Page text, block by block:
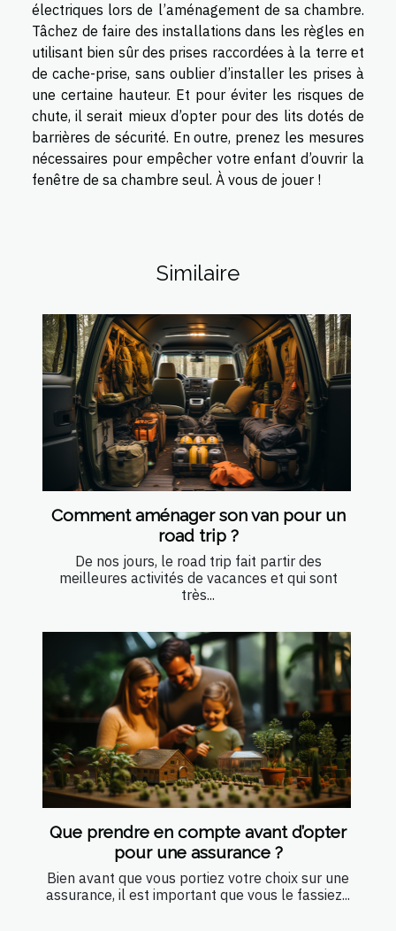
électriques lors de l’aménagement de sa chambre.
Tâchez de faire des installations dans les règles en
utilisant bien sûr des prises raccordées à la terre et
de cache-prise, sans oublier d’installer les prises à
une certaine hauteur. Et pour éviter les risques de
chute, il serait mieux d’opter pour des lits dotés de
barrières de sécurité. En outre, prenez les mesures
nécessaires pour empêcher votre enfant d’ouvrir la
fenêtre de sa chambre seul. À vous de jouer !
Similaire
Comment aménager son van pour un
road trip ?
De nos jours, le road trip fait partir des
meilleures activités de vacances et qui sont
très...
Que prendre en compte avant d’opter
pour une assurance ?
Bien avant que vous portiez votre choix sur une
assurance, il est important que vous le fassiez...